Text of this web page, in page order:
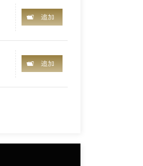
追加
追加